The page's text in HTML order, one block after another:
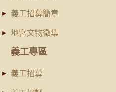
義工招募簡章
地宮文物徵集
義工專區
義工招募